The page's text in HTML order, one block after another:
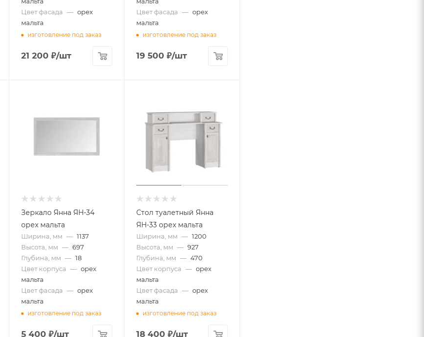
Цвет фасада — орех
мальта
изготовление под заказ
21 200 ₽/шт
Цвет фасада — орех
мальта
изготовление под заказ
19 500 ₽/шт
Зеркало Янна ЯН-34
орех мальта
Ширина, мм — 1137
Высота, мм — 697
Глубина, мм — 18
Цвет корпуса — орех
мальта
Цвет фасада — орех
мальта
изготовление под заказ
5 400 ₽/шт
Стол туалетный Янна
ЯН-33 орех мальта
Ширина, мм — 1200
Высота, мм — 927
Глубина, мм — 470
Цвет корпуса — орех
мальта
Цвет фасада — орех
мальта
изготовление под заказ
18 400 ₽/шт